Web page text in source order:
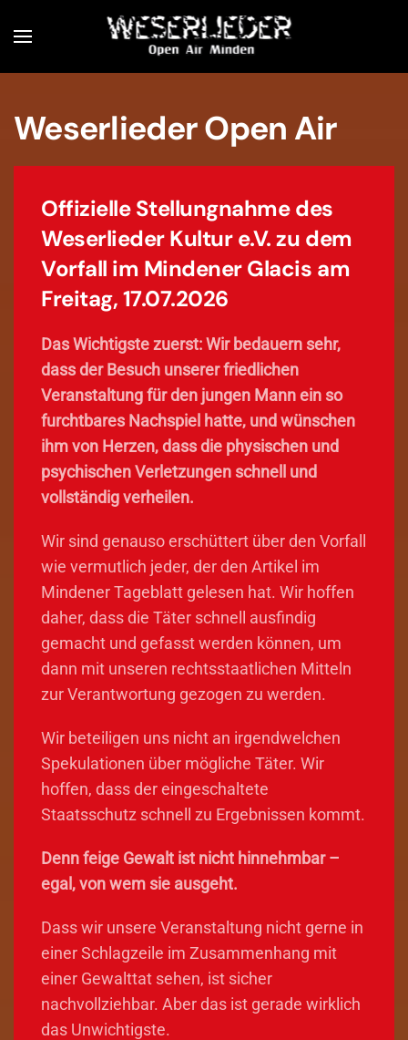
Zum Hauptinhalt springen
Weserlieder Open Air
Offizielle Stellungnahme des
Weserlieder Kultur e.V. zu dem
Vorfall im Mindener Glacis am
Freitag, 17.07.2026
Das Wichtigste zuerst: Wir bedauern sehr,
dass der Besuch unserer friedlichen
Veranstaltung für den jungen Mann ein so
furchtbares Nachspiel hatte, und wünschen
ihm von Herzen, dass die physischen und
psychischen Verletzungen schnell und
vollständig verheilen.
Wir sind genauso erschüttert über den Vorfall
wie vermutlich jeder, der den Artikel im
Mindener Tageblatt gelesen hat. Wir hoffen
daher, dass die Täter schnell ausfindig
gemacht und gefasst werden können, um
dann mit unseren rechtsstaatlichen Mitteln
zur Verantwortung gezogen zu werden.
Wir beteiligen uns nicht an irgendwelchen
Spekulationen über mögliche Täter. Wir
hoffen, dass der eingeschaltete
Staatsschutz schnell zu Ergebnissen kommt.
Denn feige Gewalt ist nicht hinnehmbar –
egal, von wem sie ausgeht.
Dass wir unsere Veranstaltung nicht gerne in
einer Schlagzeile im Zusammenhang mit
einer Gewalttat sehen, ist sicher
nachvollziehbar. Aber das ist gerade wirklich
das Unwichtigste.